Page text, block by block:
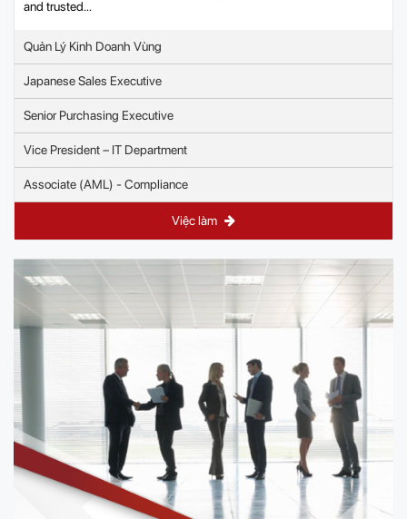
and trusted...
Quản Lý Kinh Doanh Vùng
Japanese Sales Executive
Senior Purchasing Executive
Vice President – IT Department
Associate (AML) - Compliance
Việc làm